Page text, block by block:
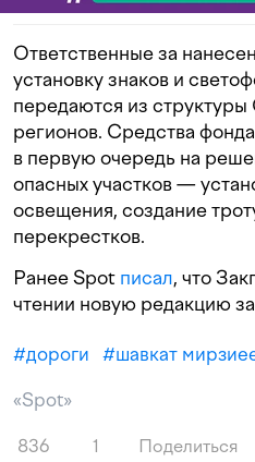
Ответственные за
установку знаков и
передаются из
регионов. Средства
в первую очередь на
опасных участков —
освещения, создание
перекрестков.
Ранее Spot писал, что
чтении новую редакцию
#дороги #шавкат
«Spot»
836 1 Поделиться